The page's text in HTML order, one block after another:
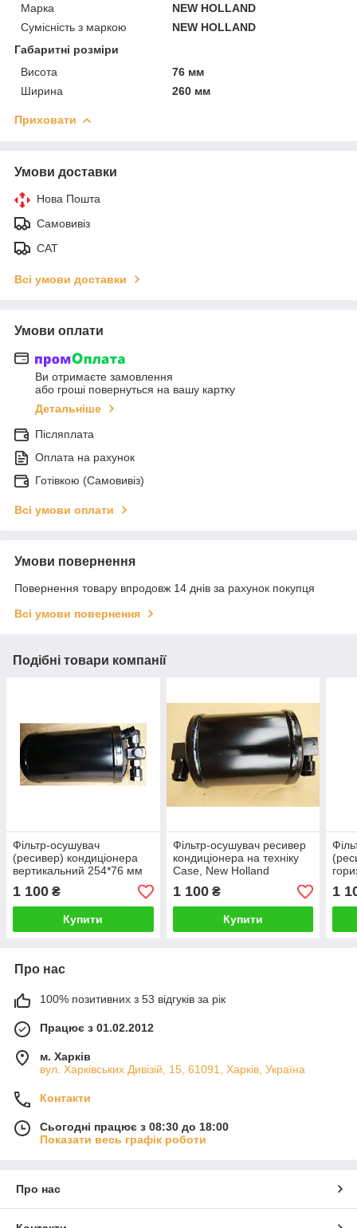
Марка
NEW HOLLAND
Сумісність з маркою
NEW HOLLAND
Габаритні розміри
Висота
76 мм
Ширина
260 мм
Приховати
Умови доставки
Нова Пошта
Самовивіз
САТ
Всі умови доставки
Умови оплати
Ви отримаєте замовлення
або гроші повернуться на вашу картку
Детальніше
Післяплата
Оплата на рахунок
Готівкою (Самовивіз)
Всі умови оплати
Умови повернення
Повернення товару впродовж 14 днів за рахунок покупця
Всі умови повернення
Подібні товари компанії
Фільтр-осушувач
(ресивер) кондиціонера
вертикальний 254*76 мм
на трактори Case та New
Holland
1 100 ₴
Купити
Фільтр-осушувач ресивер
кондиціонера на техніку
Case, New Holland
горизонтальний 197*102
мм
1 100₴
Купити
1
Про нас
100% позитивних з 53 відгуків за рік
Працює з 01.02.2012
м. Харків
вул. Харківських Дивізій, 15, 61091, Харків, Україна
Контакти
Сьогодні працює з 08:30 до 18:00
Показати весь графік роботи
Про нас